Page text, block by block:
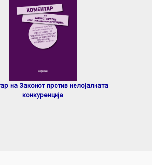
на Законот против нелојалната
конкуренција